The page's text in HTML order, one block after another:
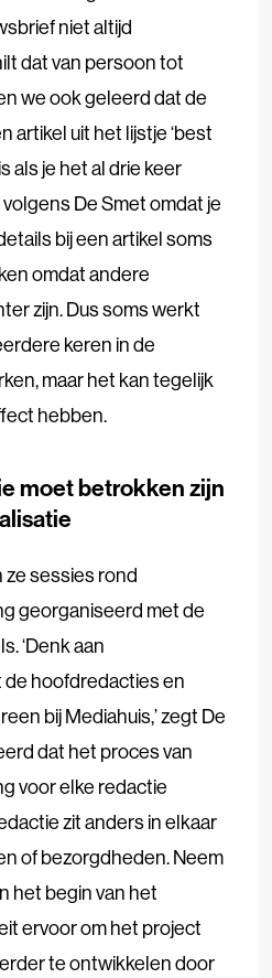
niet altijd
dat van persoon tot
we ook geleerd dat de
artikel uit het lijstje ‘best
als je het al drie keer
De Smet omdat je
bij een artikel soms
omdat andere
zijn. Dus soms werkt
keren in de
maar het kan tegelijk
hebben.
moet betrokken zijn
ze sessies rond
georganiseerd met de
‘Denk aan
hoofdredacties en
bij Mediahuis,’ zegt De
dat het proces van
voor elke redactie
zit anders in elkaar
of bezorgdheden. Neem
het begin van het
ervoor om het project
te ontwikkelen door